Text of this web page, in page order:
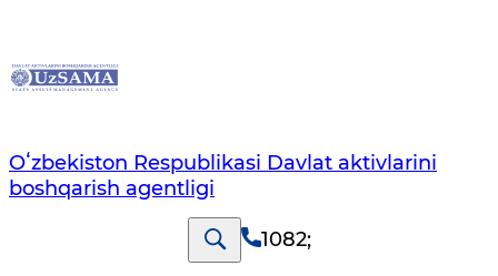
Oʻzbekiston Respublikasi Davlat aktivlarini
boshqarish agentligi
1082;